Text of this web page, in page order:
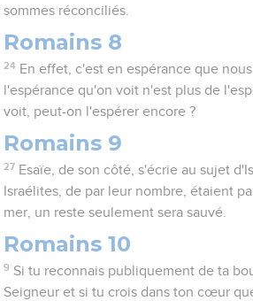
sommes réconciliés.
Romains 8
24 En effet, c'est en espérance que
l'espérance qu'on voit n'est plus de
voit, peut-on l'espérer encore ?
Romains 9
27 Esaïe, de son côté, s'écrie au sujet
Israélites, de par leur nombre, étaient
mer, un reste seulement sera sauvé.
Romains 10
9 Si tu reconnais publiquement de ta
Seigneur et si tu crois dans ton cœur